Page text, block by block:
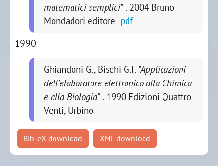
matematici semplici" . 2004 Bruno
Mondadori editore pdf
1990
Ghiandoni G., Bischi G.I. "Applicazioni
dell’elaboratore elettronico alla Chimica
e alla Biologia" . 1990 Edizioni Quattro
Venti, Urbino
BibTeX download XML download